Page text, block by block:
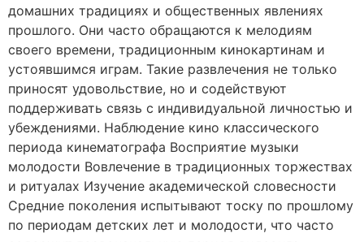
домашних традициях и общественных явлениях
прошлого. Они часто обращаются к мелодиям
своего времени, традиционным кинокартинам и
устоявшимся играм. Такие развлечения не только
приносят удовольствие, но и содействуют
поддерживать связь с индивидуальной личностью и
убеждениями. Наблюдение кино классического
периода кинематографа Восприятие музыки
молодости Вовлечение в традиционных торжествах
и ритуалах Изучение академической словесности
Средние поколения испытывают тоску по прошлому
по периодам детских лет и молодости, что часто